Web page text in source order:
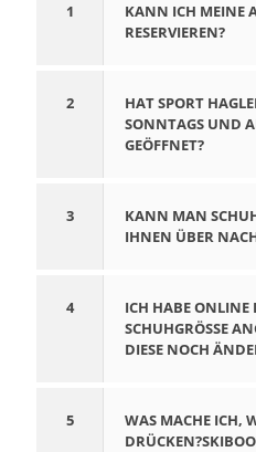
1
KANN ICH MEINE
RESERVIEREN?
2
HAT SPORT
SONNTAGS UND
GEÖFFNET?
3
KANN MAN
IHNEN ÜBER
4
ICH HABE ONLINE
SCHUHGRÖSSE
IESE NOCH
5
WAS MACHE ICH,